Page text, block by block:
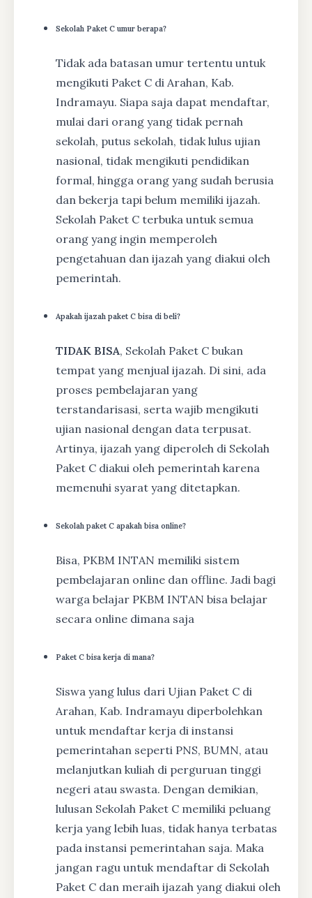
Sekolah Paket C umur berapa?
Tidak ada batasan umur tertentu untuk
mengikuti Paket C di Arahan, Kab.
Indramayu. Siapa saja dapat mendaftar,
mulai dari orang yang tidak pernah
sekolah, putus sekolah, tidak lulus ujian
nasional, tidak mengikuti pendidikan
formal, hingga orang yang sudah berusia
dan bekerja tapi belum memiliki ijazah.
Sekolah Paket C terbuka untuk semua
orang yang ingin memperoleh
pengetahuan dan ijazah yang diakui oleh
pemerintah.
Apakah ijazah paket C bisa di beli?
TIDAK BISA, Sekolah Paket C bukan
tempat yang menjual ijazah. Di sini, ada
proses pembelajaran yang
terstandarisasi, serta wajib mengikuti
ujian nasional dengan data terpusat.
Artinya, ijazah yang diperoleh di Sekolah
Paket C diakui oleh pemerintah karena
memenuhi syarat yang ditetapkan.
Sekolah paket C apakah bisa online?
Bisa, PKBM INTAN memiliki sistem
pembelajaran online dan offline. Jadi bagi
warga belajar PKBM INTAN bisa belajar
secara online dimana saja
Paket C bisa kerja di mana?
Siswa yang lulus dari Ujian Paket C di
Arahan, Kab. Indramayu diperbolehkan
untuk mendaftar kerja di instansi
pemerintahan seperti PNS, BUMN, atau
melanjutkan kuliah di perguruan tinggi
negeri atau swasta. Dengan demikian,
lulusan Sekolah Paket C memiliki peluang
kerja yang lebih luas, tidak hanya terbatas
pada instansi pemerintahan saja. Maka
jangan ragu untuk mendaftar di Sekolah
Paket C dan meraih ijazah yang diakui oleh